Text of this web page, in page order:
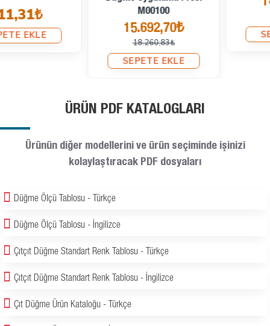
15.692,70₺
18.260,83₺
14.828,93₺
SEPETE EKLE
ÜRÜN PDF KATALOGLARI
Ürünün diğer modellerini ve ürün seçiminde işinizi
kolaylaştıracak PDF dosyaları
Düğme Ölçü Tablosu - Türkçe
Düğme Ölçü Tablosu - İngilizce
Çıtçıt Düğme Standart Renk Tablosu - Türkçe
Çıtçıt Düğme Standart Renk Tablosu - İngilizce
Çıt Düğme Ürün Kataloğu - Türkçe